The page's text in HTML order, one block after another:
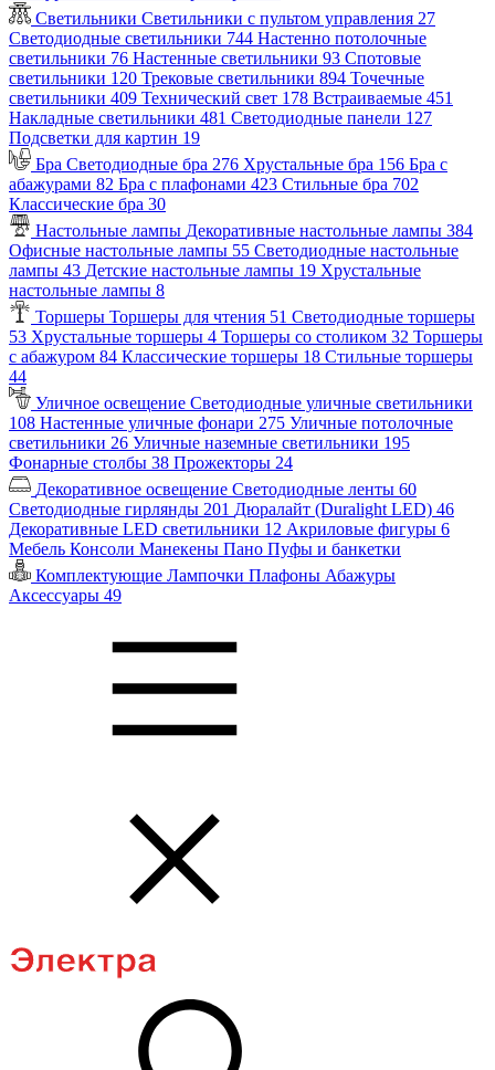
Светильники Светильники с пультом управления 27
Светодиодные светильники 744 Настенно потолочные
светильники 76 Настенные светильники 93 Спотовые
светильники 120 Трековые светильники 894 Точечные
светильники 409 Технический свет 178 Встраиваемые 451
Накладные светильники 481 Светодиодные панели 127
Подсветки для картин 19
Бра Светодиодные бра 276 Хрустальные бра 156 Бра с
абажурами 82 Бра с плафонами 423 Стильные бра 702
Классические бра 30
Настольные лампы Декоративные настольные лампы 384
Офисные настольные лампы 55 Светодиодные настольные
лампы 43 Детские настольные лампы 19 Хрустальные
настольные лампы 8
Торшеры Торшеры для чтения 51 Светодиодные торшеры
53 Хрустальные торшеры 4 Торшеры со столиком 32 Торшеры
с абажуром 84 Классические торшеры 18 Стильные торшеры
44
Уличное освещение Светодиодные уличные светильники
108 Настенные уличные фонари 275 Уличные потолочные
светильники 26 Уличные наземные светильники 195
Фонарные столбы 38 Прожекторы 24
Декоративное освещение Светодиодные ленты 60
Светодиодные гирлянды 201 Дюралайт (Duralight LED) 46
Декоративные LED светильники 12 Акриловые фигуры 6
Мебель Консоли Манекены Пано Пуфы и банкетки
Комплектующие Лампочки Плафоны Абажуры
Аксессуары 49